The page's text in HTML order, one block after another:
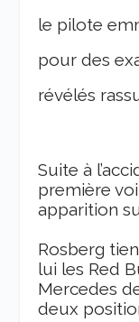
le pilote
pour des
révélés
Suite à
première
apparition
Rosberg
lui les Red
Mercedes
deux